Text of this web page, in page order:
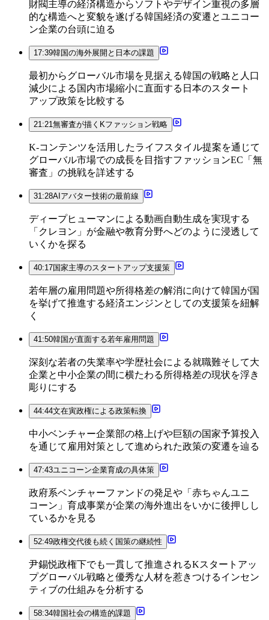
財閥主導の経済構造からソフトやデザイン重視の多層
的な構造へと変貌を遂げる韓国経済の変遷とユニコー
ン企業の台頭に迫る
17:39韓国の海外展開と日本の課題
最初からグローバル市場を見据える韓国の戦略と人口
減少による国内市場縮小に直面する日本のスタート
アップ政策を比較する
21:21無審査が描くKファッション戦略
K-コンテンツを活用したライフスタイル提案を通じて
グローバル市場での成長を目指すファッションEC「無
審査」の挑戦を詳述する
31:28AIアバター技術の最前線
ディープヒューマンによる動画自動生成を実現する
「クレヨン」が金融や教育分野へどのように浸透して
いくかを探る
40:17国家主導のスタートアップ支援策
若年層の雇用問題や所得格差の解消に向けて韓国が国
を挙げて推進する経済エンジンとしての支援策を紐解
く
41:50韓国が直面する若年雇用問題
深刻な若者の失業率や学歴社会による就職難そして大
企業と中小企業の間に横たわる所得格差の現状を浮き
彫りにする
44:44文在寅政権による政策転換
中小ベンチャー企業部の格上げや巨額の国家予算投入
を通じて雇用対策として進められた政策の変遷を辿る
47:43ユニコーン企業育成の具体策
政府系ベンチャーファンドの発足や「赤ちゃんユニ
コーン」育成事業が企業の海外進出をいかに後押しし
ているかを見る
52:49政権交代後も続く国策の継続性
尹錫悦政権下でも一貫して推進されるKスタートアッ
プグローバル戦略と優秀な人材を惹きつけるインセン
ティブの仕組みを分析する
58:34韓国社会の構造的課題